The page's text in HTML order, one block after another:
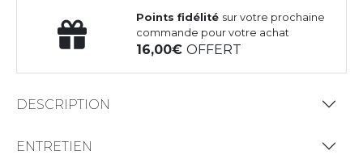
Points fidélité sur votre prochaine
commande pour votre achat
16,00OFFERT
DESCRIPTION
ENTRETIEN